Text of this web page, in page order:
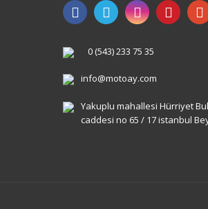
0 (543) 233 75 35
info@motoay.com
Yakuplu mahallesi Hürriyet
caddesi no 65 / 17 istanbul